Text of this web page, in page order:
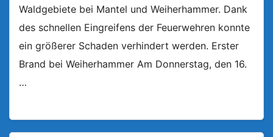
Waldgebiete bei Mantel und Weiherhammer. Dank
des schnellen Eingreifens der Feuerwehren konnte
ein größerer Schaden verhindert werden. Erster
Brand bei Weiherhammer Am Donnerstag, den 16.
…